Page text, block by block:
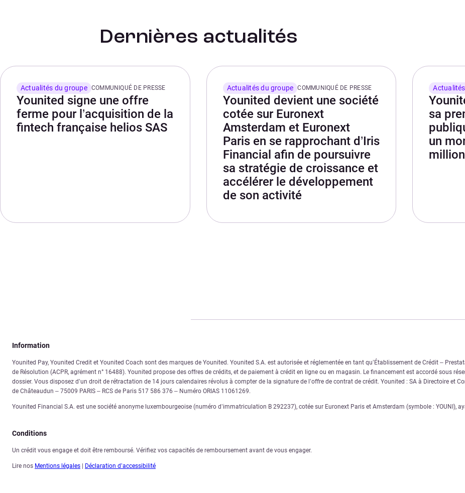
Dernières actualités
Actualités du groupe COMMUNIQUÉ DE PRESSE
Younited signe une offre
ferme pour l’acquisition de la
fintech française helios SAS
Actualités du groupe COMMUNIQUÉ DE PRESSE
Younited devient une société
cotée sur Euronext
Amsterdam et Euronext
Paris en se rapprochant d’Iris
Financial afin de poursuivre
sa stratégie de croissance et
accélérer le développement
de son activité
sa
un
Information
Younited Pay, Younited Credit et Younited Coach sont des marques de Younited. Younited S.A. est autorisée et réglementée en tant qu’Établissement de Crédit –
de Résolution (ACPR, agrément n° 16488). Younited propose des offres de crédits, et de paiement à crédit en ligne ou en magasin. Le financement est accordé sous
dossier. Vous disposez d’un droit de rétractation de 14 jours calendaires révolus à compter de la signature de l’offre de contrat de crédit. Younited : SA à Directoire et
de Châteaudun – 75009 PARIS – RCS de Paris 517 586 376 – Numéro ORIAS 11061269.
Younited Financial S.A. est une société anonyme luxembourgeoise (numéro d’immatriculation B 292237), cotée sur Euronext Paris et Amsterdam (symbole : YOUNI),
Conditions
Un crédit vous engage et doit être remboursé. Vérifiez vos capacités de remboursement avant de vous engager.
Lire nos Mentions légales | Déclaration d’accessibilité